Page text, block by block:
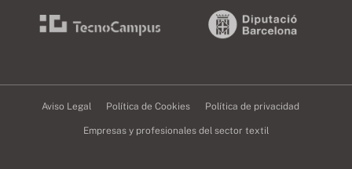
Aviso Legal Política de Cookies Política de privacidad
Empresas y profesionales del sector textil